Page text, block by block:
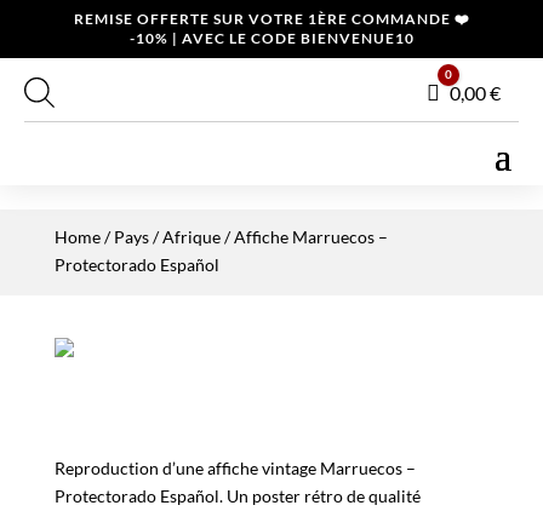
REMISE OFFERTE SUR VOTRE 1ÈRE COMMANDE ❤️
-10% | AVEC LE CODE BIENVENUE10
Panier
0
0,00€
Home/Pays/Afrique/ Affiche Marruecos –
Protectorado Español
Reproduction d’une affiche vintage Marruecos –
Protectorado Español. Un poster rétro de qualité